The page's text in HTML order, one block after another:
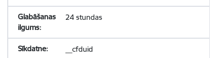
24 stundas
__cfduid